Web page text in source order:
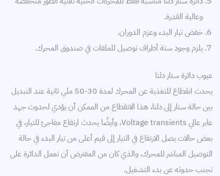
وعالية القدرة.
خفض تيار البدء وعزم الدوران.
يلزم وجود ستة أطراف توصيل للملفات في صندوق المحرك.
عيوب دائرة ستار دلتا
يحدث انقطاع للتغذية عن المحرك لمدة 30-50 ملي ثانية عند التبديل
بين حالة ستار إلى دلتا، هذا الانقطاع من الممكن أن يؤدي لحدوث جهد
عابر عالي Voltage transients، وأيضًا يحدث ارتفاع مفاجئ للتيار، في
بعض حالات يصل الارتفاع في التيار إلى قيم أعلى من تيار البدء في حالة
التوصيل المباشر للمحرك، والذي كان من المفترض أن تعمل الدائرة على
تجنب حدوثه عن بدء التشغيل.